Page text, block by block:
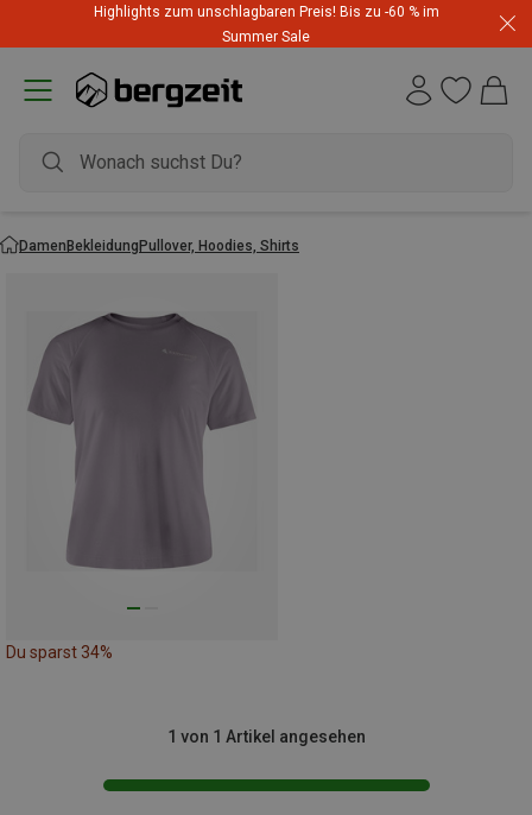
Highlights zum unschlagbaren Preis! Bis zu -60 % im
Summer Sale
DamenBekleidungPullover, Hoodies, Shirts
Du sparst 34%
1 von 1 Artikel angesehen